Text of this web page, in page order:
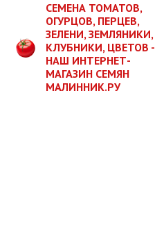
СЕМЕНА ТОМАТОВ,
ОГУРЦОВ, ПЕРЦЕВ,
ЗЕЛЕНИ, ЗЕМЛЯНИКИ,
КЛУБНИКИ, ЦВЕТОВ -
НАШ ИНТЕРНЕТ-
МАГАЗИН СЕМЯН
МАЛИННИК.РУ